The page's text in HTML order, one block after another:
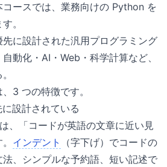
ースでは、業務向けの Python を
。
先に設計された汎用プログラミング
動化・AI・Web・科学計算など、
3 つの特徴です。
設計されている
、「コードが英語の文章に近い見
インデント
（字下げ）でコードの
、シンプルな予約語、短い記述で